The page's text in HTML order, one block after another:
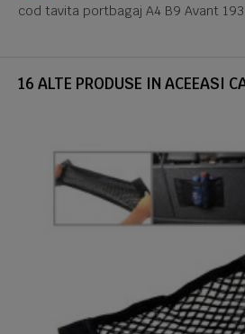
cod tavita portbagaj A4 B9 Avant
16 ALTE PRODUSE IN ACEEASI